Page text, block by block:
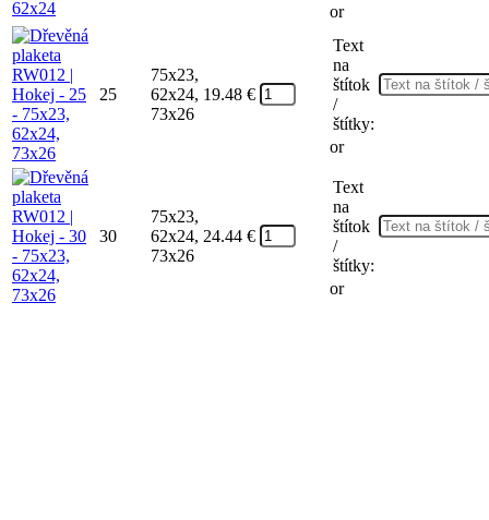
or
25
75x23,
62x24,
73x26
19.48 €
Text
na
štítok
/
štítky:
or
30
75x23,
62x24,
73x26
24.44 €
Text
na
štítok
/
štítky:
or